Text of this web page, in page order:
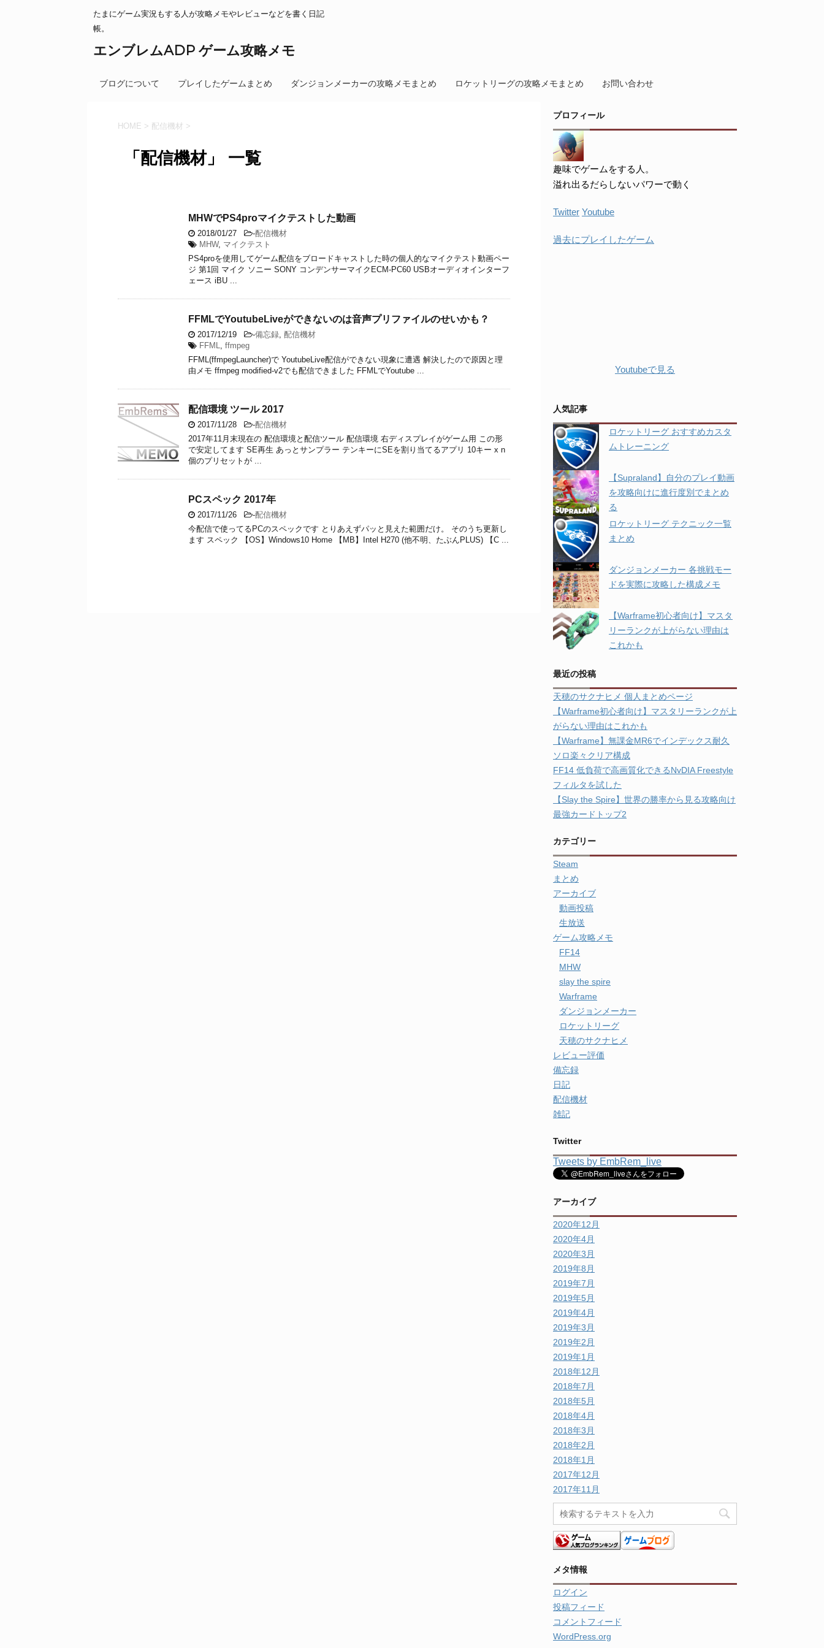
たまにゲーム実況もする人が攻略メモやレビューなどを書く日記
帳。
エンブレムADP ゲーム攻略メモ
ブログについて プレイしたゲームまとめ ダンジョンメーカーの攻略メモまとめ ロケットリーグの攻略メモまとめ お問い合わせ
HOME > 配信機材 >
「配信機材」 一覧
MHWでPS4proマイクテストした動画
2018/01/27 -配信機材
MHW, マイクテスト
PS4proを使用してゲーム配信をブロードキャストした時の個人的なマイクテスト動画ペー
ジ 第1回 マイク ソニー SONY コンデンサーマイクECM-PC60 USBオーディオインターフ
ェース iBU ...
FFMLでYoutubeLiveができないのは音声プリファイルのせいかも？
2017/12/19 -備忘録, 配信機材
FFML, ffmpeg
FFML(ffmpegLauncher)で YoutubeLive配信ができない現象に遭遇 解決したので原因と理
由メモ ffmpeg modified-v2でも配信できました FFMLでYoutube ...
配信環境 ツール 2017
2017/11/28 -配信機材
2017年11月末現在の 配信環境と配信ツール 配信環境 右ディスプレイがゲーム用 この形
で安定してます SE再生 あっとサンプラー テンキーにSEを割り当てるアプリ 10キー x n
個のプリセットが ...
PCスペック 2017年
2017/11/26 -配信機材
今配信で使ってるPCのスペックです とりあえずパッと見えた範囲だけ。 そのうち更新し
ます スペック 【OS】Windows10 Home 【MB】Intel H270 (他不明、たぶんPLUS) 【C ...
プロフィール
趣味でゲームをする人。
溢れ出るだらしないパワーで動く
Twitter Youtube
過去にプレイしたゲーム
Youtubeで見る
人気記事
ロケットリーグ おすすめカスタ
ムトレーニング
【Supraland】自分のプレイ動画
を攻略向けに進行度別でまとめ
る
ロケットリーグ テクニック一覧
まとめ
ダンジョンメーカー 各挑戦モー
ドを実際に攻略した構成メモ
【Warframe初心者向け】マスタ
リーランクが上がらない理由は
これかも
最近の投稿
天穂のサクナヒメ 個人まとめページ
【Warframe初心者向け】マスタリーランクが上
がらない理由はこれかも
【Warframe】無課金MR6でインデックス耐久
ソロ楽々クリア構成
FF14 低負荷で高画質化できるNvDIA Freestyle
フィルタを試した
【Slay the Spire】世界の勝率から見る攻略向け
最強カードトップ2
カテゴリー
Steam
まとめ
アーカイブ
動画投稿
生放送
ゲーム攻略メモ
FF14
MHW
slay the spire
Warframe
ダンジョンメーカー
ロケットリーグ
天穂のサクナヒメ
レビュー評価
備忘録
日記
配信機材
雑記
Twitter
Tweets by EmbRem_live
アーカイブ
2020年12月
2020年4月
2020年3月
2019年8月
2019年7月
2019年5月
2019年4月
2019年3月
2019年2月
2019年1月
2018年12月
2018年7月
2018年5月
2018年4月
2018年3月
2018年2月
2018年1月
2017年12月
2017年11月
メタ情報
ログイン
投稿フィード
コメントフィード
WordPress.org